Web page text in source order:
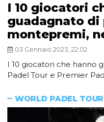
I 10 giocatori
guadagnato di
montepremi,
03 Gennaio 2023, 22:02
I 10 giocatori che hanno
Padel Tour e Premier
WORLD PADEL TOUR